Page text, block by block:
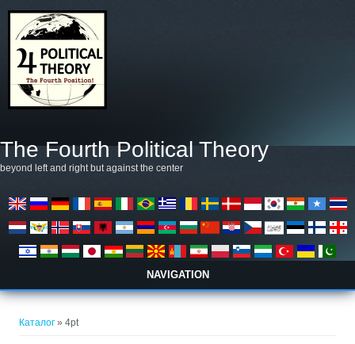
The Fourth Political Theory
beyond left and right but against the center
NAVIGATION
Каталог » 4pt